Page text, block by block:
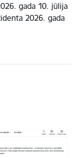
gada 10. jūlija
2026. gada